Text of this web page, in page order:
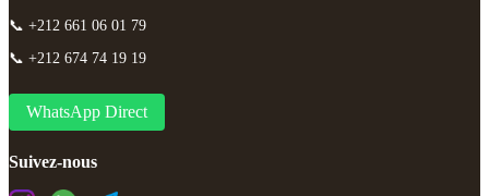
📞 +212 661 06 01 79
📞 +212 674 74 19 19
WhatsApp Direct
Suivez-nous